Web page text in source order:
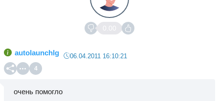
0.00
autolaunchlg 06.04.2011 16:10:21
4
очень помогло